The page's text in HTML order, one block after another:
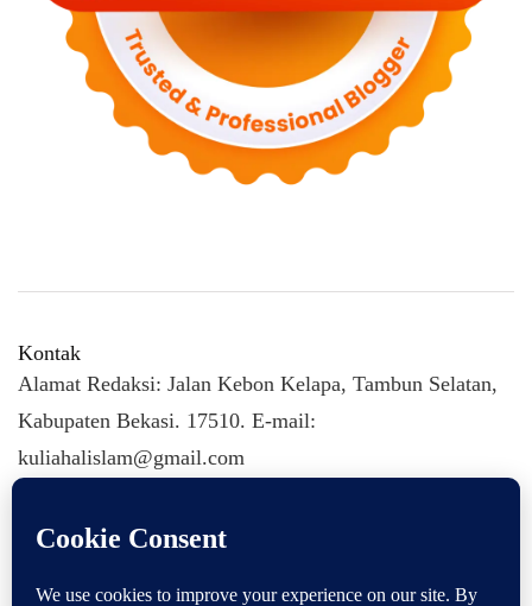
Kontak
Alamat Redaksi: Jalan Kebon Kelapa, Tambun Selatan,
Kabupaten Bekasi. 17510. E-mail:
kuliahalislam@gmail.com